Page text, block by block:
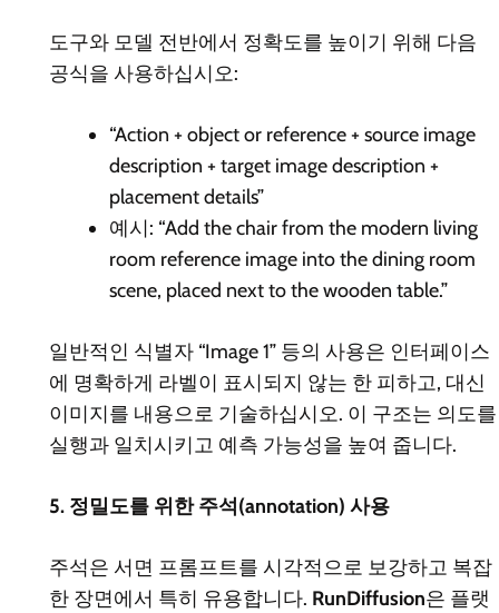
도구와 모델 전반에서 정확도를 높이기 위해 다음
공식을 사용하십시오:
“Action + object or reference + source image
description + target image description +
placement details”
예시: “Add the chair from the modern living
room reference image into the dining room
scene, placed next to the wooden table.”
일반적인 식별자 “Image 1” 등의 사용은 인터페이스
에 명확하게 라벨이 표시되지 않는 한 피하고, 대신
이미지를 내용으로 기술하십시오. 이 구조는 의도를
실행과 일치시키고 예측 가능성을 높여 줍니다.
5. 정밀도를 위한 주석(annotation) 사용
주석은 서면 프롬프트를 시각적으로 보강하고 복잡
한 장면에서 특히 유용합니다. RunDiffusion은 플랫